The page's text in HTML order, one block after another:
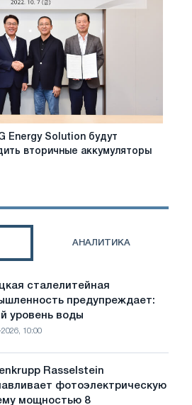
Energy Solution будут
вторичные аккумуляторы
АНАЛИТИКА
сталелитейная
предупреждает:
уровень воды
10:00
Rasselstein
фотоэлектрическую
мощностью 8